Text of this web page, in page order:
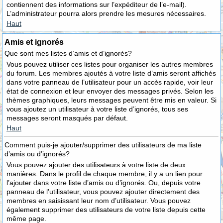
contiennent des informations sur l’expéditeur de l’e-mail).
L’administrateur pourra alors prendre les mesures nécessaires.
Haut
Amis et ignorés
Que sont mes listes d’amis et d’ignorés?
Vous pouvez utiliser ces listes pour organiser les autres membres
du forum. Les membres ajoutés à votre liste d’amis seront affichés
dans votre panneau de l’utilisateur pour un accès rapide, voir leur
état de connexion et leur envoyer des messages privés. Selon les
thèmes graphiques, leurs messages peuvent être mis en valeur. Si
vous ajoutez un utilisateur à votre liste d’ignorés, tous ses
messages seront masqués par défaut.
Haut
Comment puis-je ajouter/supprimer des utilisateurs de ma liste
d’amis ou d’ignorés?
Vous pouvez ajouter des utilisateurs à votre liste de deux
manières. Dans le profil de chaque membre, il y a un lien pour
l’ajouter dans votre liste d’amis ou d’ignorés. Ou, depuis votre
panneau de l’utilisateur, vous pouvez ajouter directement des
membres en saisissant leur nom d’utilisateur. Vous pouvez
également supprimer des utilisateurs de votre liste depuis cette
même page.